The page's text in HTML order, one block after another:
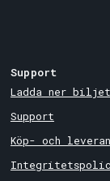
Support
Ladda ner
Support
Köp- och